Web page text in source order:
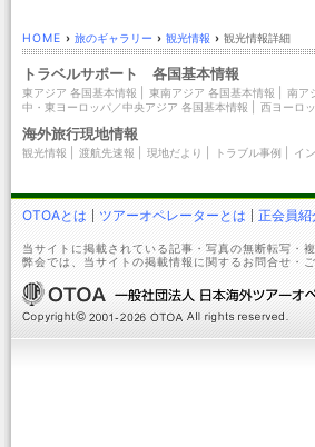
HOME › 旅のギャラリー › 観光情報 › 観光情報詳細
トラベルサポート 各国基本情報
東アジア 各国基本情報 東南アジア 各国基本情報 南ア
中・東ヨーロッパ／中央アジア 各国基本情報
西ヨーロ
海外旅行現地情報
観光情報 渡航先速報 現地だより トラブル事例 イ
OTOAとは ツアーオペレーターとは 正会員紹
当サイトに掲載されている記事・写真の無断転写・
弊会では、当サイトの掲載情報に関するお問合せ・